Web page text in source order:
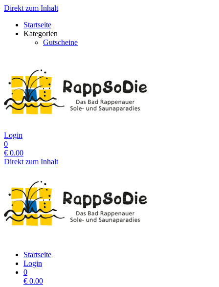
Direkt zum Inhalt
Startseite
Kategorien
Gutscheine
Login
0
€ 0.00
Direkt zum Inhalt
Startseite
Login
0
€ 0.00